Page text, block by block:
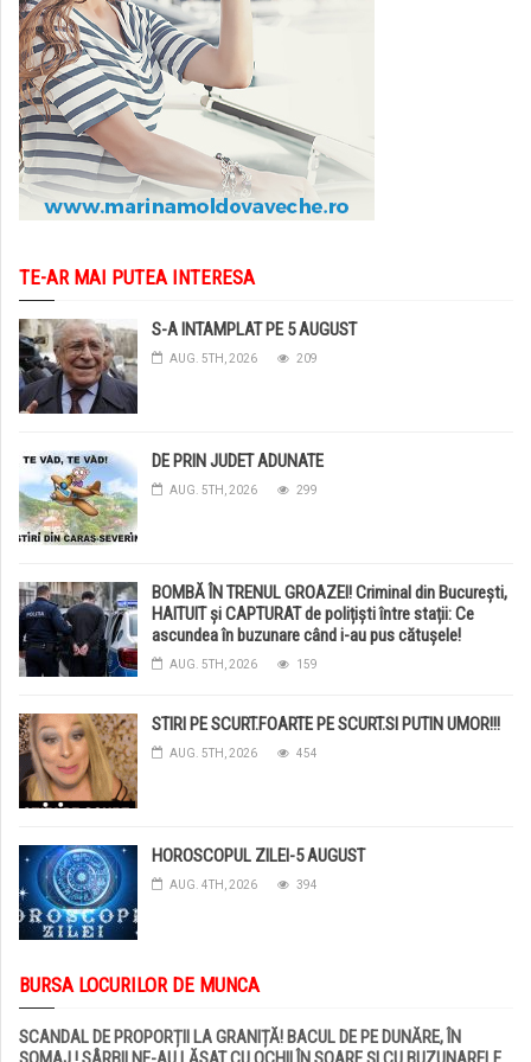
TE-AR MAI PUTEA INTERESA
S-A INTAMPLAT PE 5 AUGUST
AUG. 5TH, 2026 209
DE PRIN JUDET ADUNATE
AUG. 5TH, 2026 299
BOMBĂ ÎN TRENUL GROAZEI! Criminal din București,
HAITUIT și CAPTURAT de polițiști între stații: Ce
ascundea în buzunare când i-au pus cătușele!
AUG. 5TH, 2026 159
STIRI PE SCURT.FOARTE PE SCURT.SI PUTIN UMOR!!!
AUG. 5TH, 2026 454
HOROSCOPUL ZILEI-5 AUGUST
AUG. 4TH, 2026 394
BURSA LOCURILOR DE MUNCA
SCANDAL DE PROPORȚII LA GRANIȚĂ! BACUL DE PE DUNĂRE, ÎN